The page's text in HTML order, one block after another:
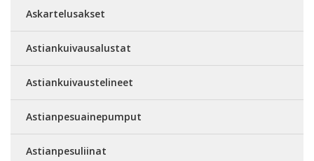
Askartelusakset
Astiankuivausalustat
Astiankuivaustelineet
Astianpesuainepumput
Astianpesuliinat